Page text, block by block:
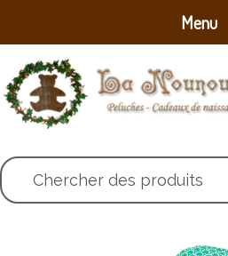
Chercher des produits
Menu